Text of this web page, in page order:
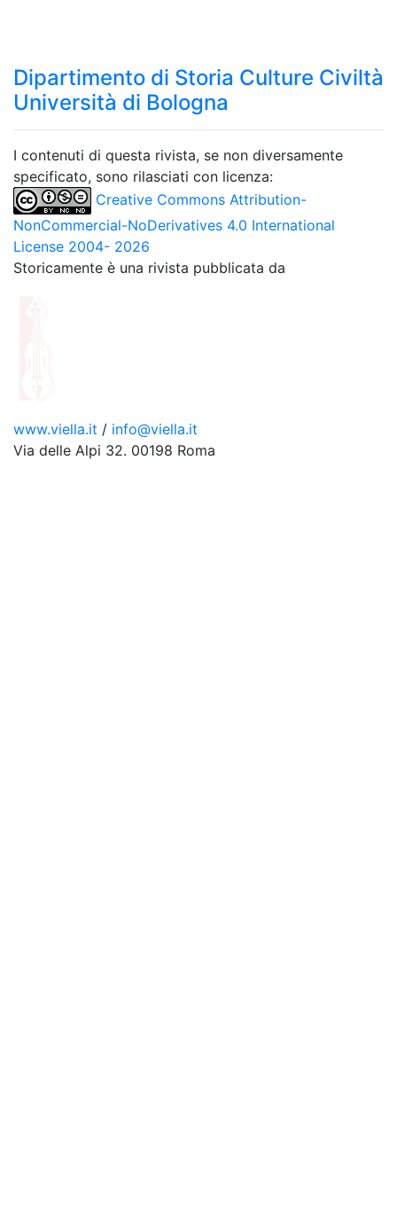
Dipartimento di Storia Culture Civiltà
Università di Bologna
I contenuti di questa rivista, se non diversamente
specificato, sono rilasciati con licenza:
Creative Commons Attribution-
NonCommercial-NoDerivatives 4.0 International
License 2004- 2026
Storicamente è una rivista pubblicata da
www.viella.it / info@viella.it
Via delle Alpi 32. 00198 Roma